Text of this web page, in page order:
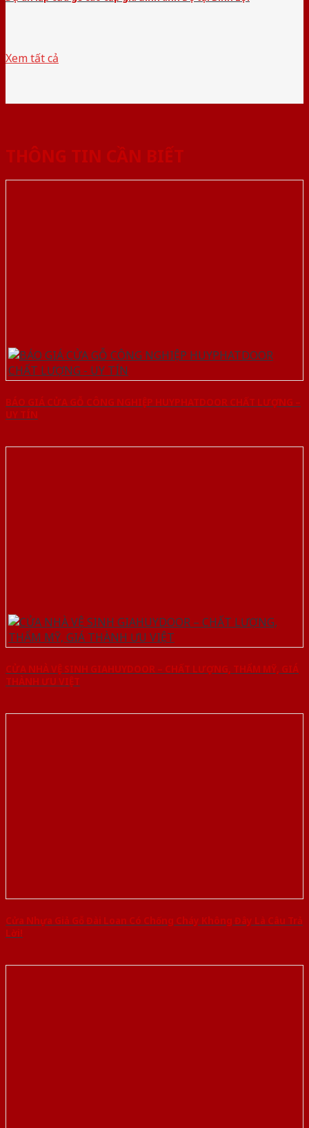
Xem tất cả
THÔNG TIN CẦN BIẾT
BÁO GIÁ CỬA GỖ CÔNG NGHIỆP HUYPHATDOOR CHẤT LƯỢNG –
UY TÍN
CỬA NHÀ VỆ SINH GIAHUYDOOR – CHẤT LƯỢNG, THẨM MỸ, GIÁ
THÀNH ƯU VIỆT
Cửa Nhựa Giả Gỗ Đài Loan Có Chống Cháy Không Đây Là Câu Trả
Lời!